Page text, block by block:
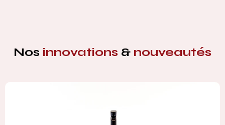
Nos innovations & nouveautés